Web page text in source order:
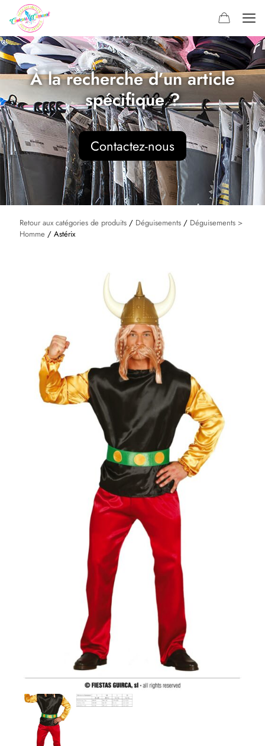
À la recherche d’un article
spécifique ?
Contactez-nous
Retour aux catégories de produits / Déguisements / Déguisements >
Homme / Astérix